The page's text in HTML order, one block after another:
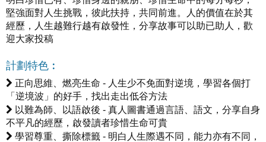
堅強面對人生挑戰，彼此扶持，共同前進。人的價值在於其
經歷，人生越難行越有啟發性，分享故事可以助已助人，歡
迎大家投稿
計劃特色︰
正向思維、燃亮生命 - 人生少不免面對逆境，學習各個打
「逆境波」的好手，找出走出低谷方法
以難為師、以語啟後 - 真人圖書通過言語、語文，分享自身
不平凡的經歷，啟發讀者珍惜生命可貴
學習尊重、撕除標籤 - 明白人生際遇不同，能力亦有不同，